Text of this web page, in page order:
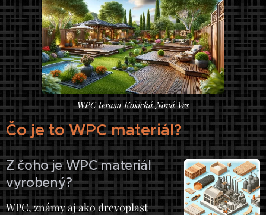
WPC terasa Košická Nová Ves
Čo je to WPC materiál?
Z čoho je WPC materiál
vyrobený?
WPC, známy aj ako drevoplast